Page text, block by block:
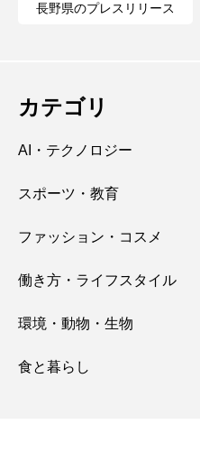
長野県のプレスリリース
カテゴリ
AI・テクノロジー
スポーツ・教育
ファッション・コスメ
働き方・ライフスタイル
環境・動物・生物
食と暮らし